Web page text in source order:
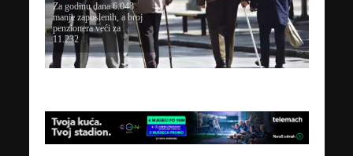
Za godinu dana 6.043
manje zaposlenih, a broj
penzionera veći za
11.232